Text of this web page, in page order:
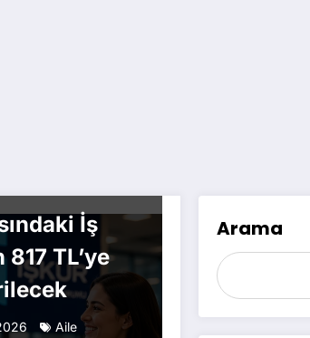
İş
TL’ye
Aile
Arama